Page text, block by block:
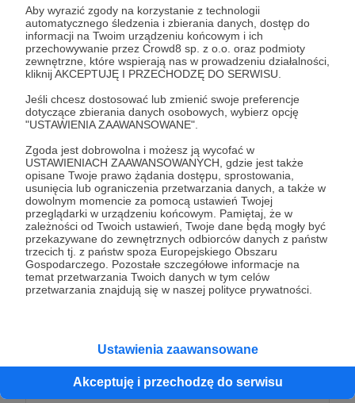
Aby wyrazić zgody na korzystanie z technologii
automatycznego śledzenia i zbierania danych, dostęp do
informacji na Twoim urządzeniu końcowym i ich
przechowywanie przez Crowd8 sp. z o.o. oraz podmioty
zewnętrzne, które wspierają nas w prowadzeniu działalności,
kliknij AKCEPTUJĘ I PRZECHODZĘ DO SERWISU.
Jeśli chcesz dostosować lub zmienić swoje preferencje
dotyczące zbierania danych osobowych, wybierz opcję
"USTAWIENIA ZAAWANSOWANE".
Zgoda jest dobrowolna i możesz ją wycofać w
USTAWIENIACH ZAAWANSOWANYCH, gdzie jest także
opisane Twoje prawo żądania dostępu, sprostowania,
usunięcia lub ograniczenia przetwarzania danych, a także w
dowolnym momencie za pomocą ustawień Twojej
przeglądarki w urządzeniu końcowym. Pamiętaj, że w
zależności od Twoich ustawień, Twoje dane będą mogły być
przekazywane do zewnętrznych odbiorców danych z państw
trzecich tj. z państw spoza Europejskiego Obszaru
Gospodarczego. Pozostałe szczegółowe informacje na
temat przetwarzania Twoich danych w tym celów
przetwarzania znajdują się w naszej polityce prywatności.
Ustawienia zaawansowane
Akceptuję i przechodzę do serwisu
w przypadku regularnych wpłat 50 zł/miesiąc
zobowiązuję się do dokonania co jakiś czas
zakupu GRUBEJ książki z dziedziny
online na Youtube - nawet jeżeli sam nie uważam
tej książki za specjalnie interesującą i normalnie
bym jej nie kupił:) Tak więc warto:)
Patroni: 46
100 zł miesięcznie
zawartości merytorycznej kanału
Patroni: 20